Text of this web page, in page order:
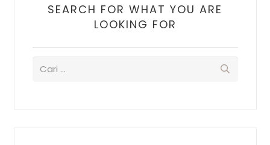
SEARCH FOR WHAT YOU ARE
LOOKING FOR